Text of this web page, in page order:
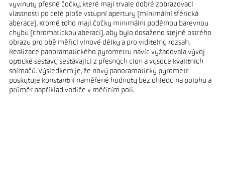
vyvinuty přesné čočky, které mají trvale dobré zobrazovací
vlastnosti po celé ploše vstupní apertury (minimální sférická
aberace). Kromě toho mají čočky minimální podélnou barevnou
chybu (chromatickou aberaci), aby bylo dosaženo stejně ostrého
obrazu pro obě měřicí vlnové délky a pro viditelný rozsah.
Realizace panoramatického pyrometru navíc vyžadovala vývoj
optické sestavy sestávající z přesných clon a vysoce kvalitních
snímačů. Výsledkem je, že nový panoramatický pyrometr
poskytuje konstantní naměřené hodnoty bez ohledu na polohu a
průměr například vodiče v měřicím poli.